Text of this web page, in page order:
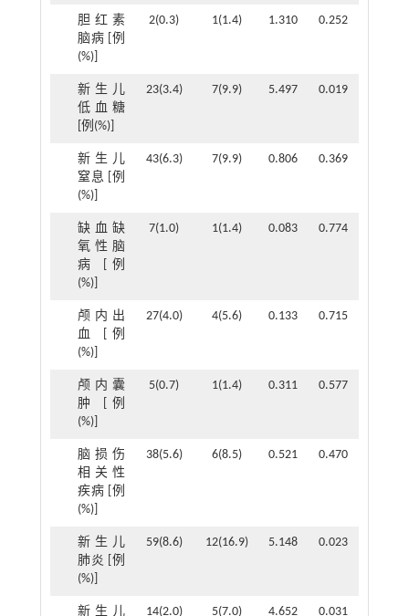
胆红素
脑病 [例
(%)]
2(0.3) 1(1.4) 1.310 0.252
新生儿
低血糖
[例(%)]
23(3.4) 7(9.9) 5.497 0.019
新生儿
窒息 [例
(%)]
43(6.3) 7(9.9) 0.806 0.369
缺血缺
氧性脑
病 [例
(%)]
7(1.0) 1(1.4) 0.083 0.774
颅内出
血 [例
(%)]
27(4.0) 4(5.6) 0.133 0.715
颅内囊
肿 [例
(%)]
5(0.7) 1(1.4) 0.311 0.577
脑损伤
相关性
疾病 [例
(%)]
38(5.6) 6(8.5) 0.521 0.470
新生儿
肺炎 [例
(%)]
59(8.6) 12(16.9) 5.148 0.023
新生儿 14(2.0) 5(7.0) 4.652 0.031